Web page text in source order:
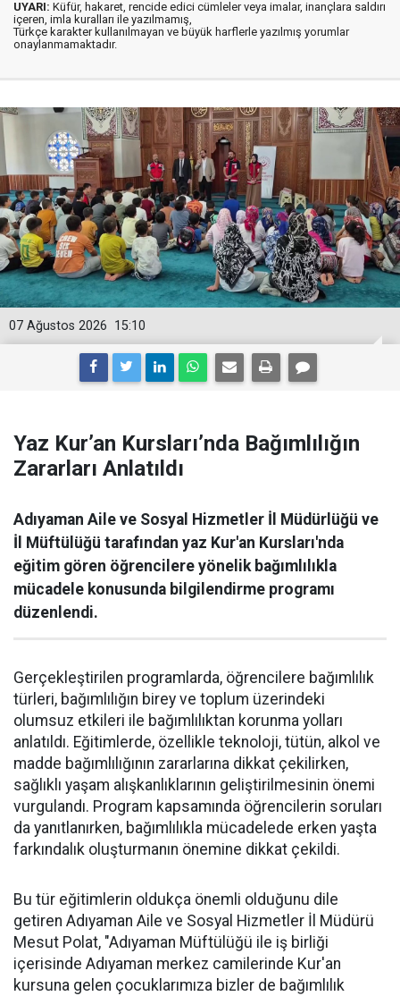
UYARI: Küfür, hakaret, rencide edici cümleler veya imalar, inançlara saldırı
içeren, imla kuralları ile yazılmamış,
Türkçe karakter kullanılmayan ve büyük harflerle yazılmış yorumlar
onaylanmamaktadır.
15:10
07 Ağustos 2026
Yaz Kur’an Kursları’nda Bağımlılığın
Zararları Anlatıldı
Adıyaman Aile ve Sosyal Hizmetler İl Müdürlüğü ve
İl Müftülüğü tarafından yaz Kur'an Kursları'nda
eğitim gören öğrencilere yönelik bağımlılıkla
mücadele konusunda bilgilendirme programı
düzenlendi.
Gerçekleştirilen programlarda, öğrencilere bağımlılık
türleri, bağımlılığın birey ve toplum üzerindeki
olumsuz etkileri ile bağımlılıktan korunma yolları
anlatıldı. Eğitimlerde, özellikle teknoloji, tütün, alkol ve
madde bağımlılığının zararlarına dikkat çekilirken,
sağlıklı yaşam alışkanlıklarının geliştirilmesinin önemi
vurgulandı. Program kapsamında öğrencilerin soruları
da yanıtlanırken, bağımlılıkla mücadelede erken yaşta
farkındalık oluşturmanın önemine dikkat çekildi.
Bu tür eğitimlerin oldukça önemli olduğunu dile
getiren Adıyaman Aile ve Sosyal Hizmetler İl Müdürü
Mesut Polat, "Adıyaman Müftülüğü ile iş birliği
içerisinde Adıyaman merkez camilerinde Kur'an
kursuna gelen çocuklarımıza bizler de bağımlılık